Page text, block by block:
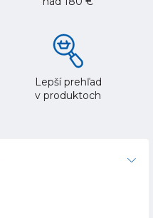
Lepší prehľad
v produktoch